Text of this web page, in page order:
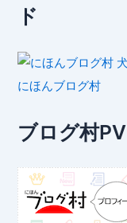
ド
にほんブログ村
ブログ村PV